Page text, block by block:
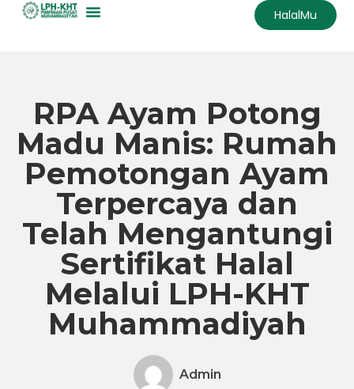
HalalMu
RPA Ayam Potong
Madu Manis: Rumah
Pemotongan Ayam
Terpercaya dan
Telah Mengantungi
Sertifikat Halal
Melalui LPH-KHT
Muhammadiyah
Admin